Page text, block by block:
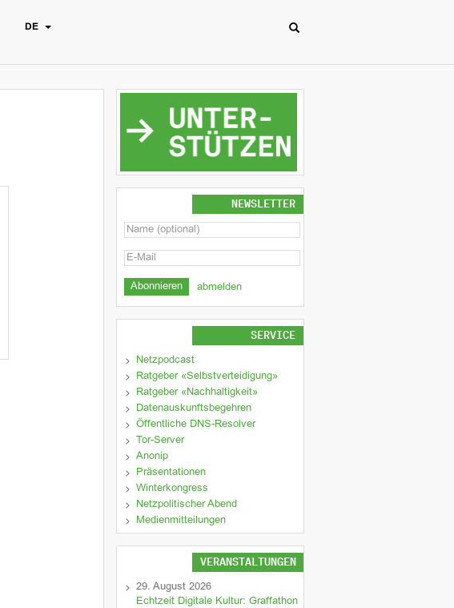
DE
NEWSLETTER
abmelden
SERVICE
Netzpodcast
Ratgeber «Selbstverteidigung»
Ratgeber «Nachhaltigkeit»
Datenauskunftsbegehren
Öffentliche DNS-Resolver
Tor-Server
Anonip
Präsentationen
Winterkongress
Netzpolitischer Abend
Medienmitteilungen
VERANSTALTUNGEN
29. August 2026
Echtzeit Digitale Kultur: Graffathon